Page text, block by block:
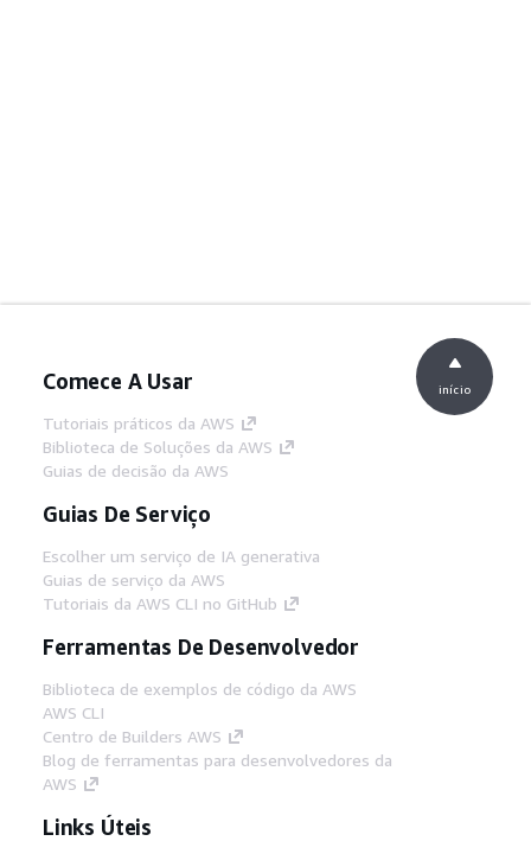
Comece A Usar
Tutoriais práticos da AWS
Biblioteca de Soluções da AWS
Guias de decisão da AWS
Guias De Serviço
Escolher um serviço de IA generativa
Guias de serviço da AWS
Tutoriais da AWS CLI no GitHub
Ferramentas De Desenvolvedor
Biblioteca de exemplos de código da AWS
AWS CLI
Centro de Builders AWS
Blog de ferramentas para desenvolvedores da
AWS
Links Úteis
início